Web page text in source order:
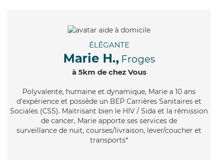
ÉLÉGANTE
Marie H., Froges
à 5km de chez Vous
Polyvalente, humaine et dynamique, Marie a 10 ans
d'expérience et possède un BEP Carrières Sanitaires et
Sociales (CSS). Maitrisant bien le HIV / Sida et la rémission
de cancer, Marie apporte ses services de
surveillance de nuit, courses/livraison, lever/coucher et
transports*